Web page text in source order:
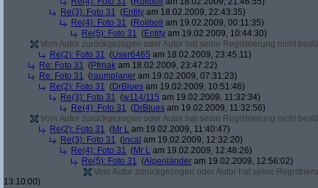
Re(3): Foto 31 (Entity am 18.02.2009, 22:43:35)
Re(4): Foto 31 (Roliboli am 19.02.2009, 00:11:35)
Re(5): Foto 31 (Entity am 19.02.2009, 10:44:30)
Vom Autor zurückgezogen oder Autor hat seine Registrierung nicht
Re(2): Foto 31 (User6465 am 18.02.2009, 23:45:11)
Re: Foto 31 (Pfrnak am 18.02.2009, 23:47:22)
Re: Foto 31 (raumplaner am 19.02.2009, 07:31:23)
Re(2): Foto 31 (DrBlues am 19.02.2009, 10:51:46)
Re(3): Foto 31 (w114/115 am 19.02.2009, 11:32:34)
Re(4): Foto 31 (DrBlues am 19.02.2009, 11:32:56)
Vom Autor zurückgezogen oder Autor hat seine Registrierung nicht
Re(2): Foto 31 (Mr L am 19.02.2009, 11:40:47)
Re(3): Foto 31 (incal am 19.02.2009, 12:32:20)
Re(4): Foto 31 (Mr L am 19.02.2009, 12:48:26)
Re(5): Foto 31 (Alpenländer am 19.02.2009, 12:56:02)
Vom Autor zurückgezogen oder Autor hat seine
13:10:00)